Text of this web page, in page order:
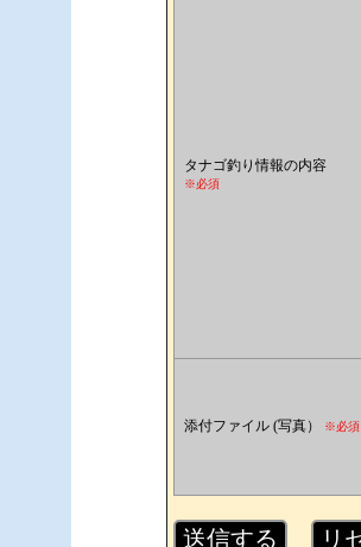
タナゴ釣り情報の内容
※必須
添付ファイル (写真） ※必須